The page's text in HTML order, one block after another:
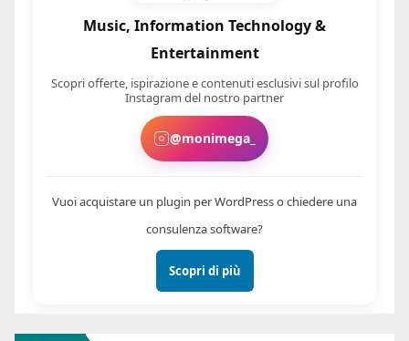
Music, Information Technology &
Entertainment
Scopri offerte, ispirazione e contenuti esclusivi sul profilo
Instagram del nostro partner
@monimega_
Vuoi acquistare un plugin per WordPress o chiedere una
consulenza software?
Scopri di più